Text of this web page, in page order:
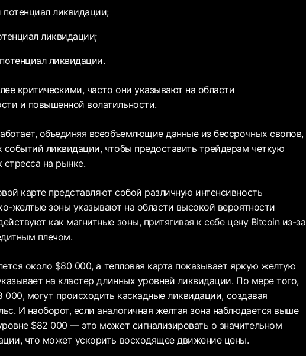
ликвидации;
ликвидации;
ликвидации.
критическими, часто они указывают на области
и повышенной волатильности.
объединяя всеобъемлющие данные из бессрочных свопов,
событий ликвидации, чтобы предоставить трейдерам четкую
стресса на рынке.
карте представляют собой различную интенсивность
желтые зоны указывают на области высокой вероятности
как магнитные зоны, притягивая к себе цену Bitcoin из-за
плечом.
около $80 000, а тепловая карта показывает яркую желтую
на кластер длинных уровней ликвидации. По мере того,
000, могут происходить каскадные ликвидации, создавая
И наоборот, если аналогичная желтая зона наблюдается выше
$82 000 — это может сигнализировать о значительном
что может ускорить восходящее движение цены.